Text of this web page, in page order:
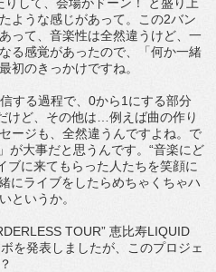
ような感じがあって。この2バン
って、音楽性は全然違うけど、一
る感覚があったので、「何か一緒
初のきっかけですね。
する過程で、0から1にする部分
けど、その他は…例えば曲の作り
ージも、全然違うんですよね。で
が大事だと思うんです。“音楽にど
ブに来てもらった人たちを笑顔に
にライブをしたらめちゃくちゃハ
というか。
TOUR” 恵比寿LIQUID
を発表しましたが、このプロジェ